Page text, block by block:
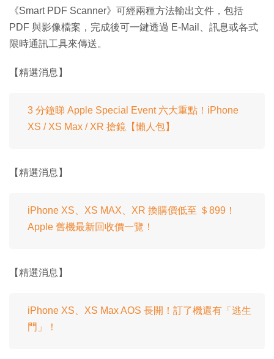
《Smart PDF Scanner》可經兩種方法輸出文件，包括
PDF 與影像檔案，完成後可一鍵透過 E-Mail、訊息或各式
限時通訊工具來傳送。
【精選消息】
3 分鐘睇 Apple Special Event 六大重點！iPhone
XS / XS Max / XR 搶鏡【懶人包】
【精選消息】
iPhone XS、XS MAX、XR 換購價低至 ＄899！
Apple 舊機最新回收價一覽！
【精選消息】
iPhone XS、XS Max AOS 長開！訂了機還有「逃生
門」！